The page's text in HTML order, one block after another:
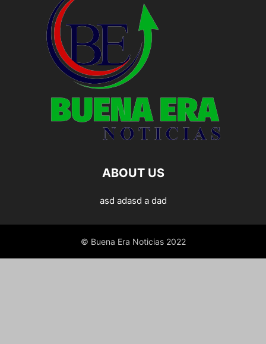
ABOUT US
asd adasd a dad
© Buena Era Noticias 2022